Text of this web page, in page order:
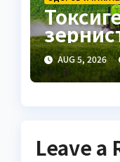
AUG 5, 2026
Leave a